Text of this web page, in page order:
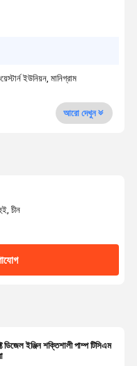
ইউনিয়ন, মানিগ্রাম
আরো দেখুন
চীন
ইঞ্জিন শক্তিশালী পাম্প টিসিএম